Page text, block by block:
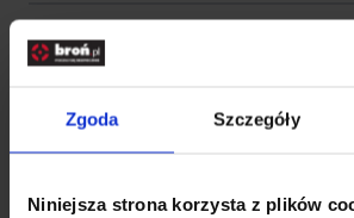
Zgoda Szczegóły
Niniejsza strona korzysta z plików
Nazwa
GF
Wrocław
Adres
Kod pocztowy
Wrocław